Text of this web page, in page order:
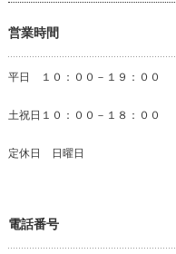
営業時間
平日 １０：００－１９：００
土祝日１０：００－１８：００
定休日 日曜日
電話番号